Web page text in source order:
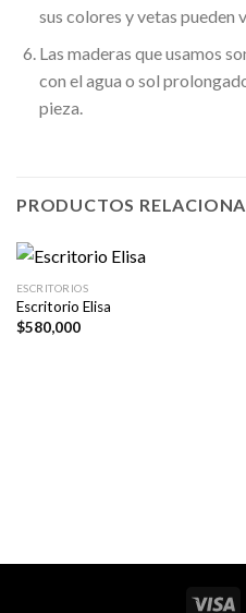
sus colores y vetas pueden
Las maderas que usamos
con el agua o sol
pieza.
PRODUCTOS
ESCRITORIOS
Escritorio Elisa
$580,000